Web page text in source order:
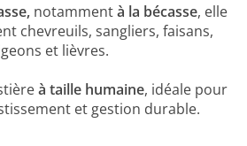
notammentà la bécasse, elle
chevreuils, sangliers, faisans,
et lièvres.
à taille humaine, idéale pour
et gestion durable.